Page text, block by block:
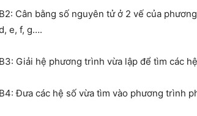
B2: Cân bằng số nguyên tử ở 2 vế của
e, f, g….
B3: Giải hệ phương trình vừa lập để tìm các
B4: Đưa các hệ số vừa tìm vào phương trình